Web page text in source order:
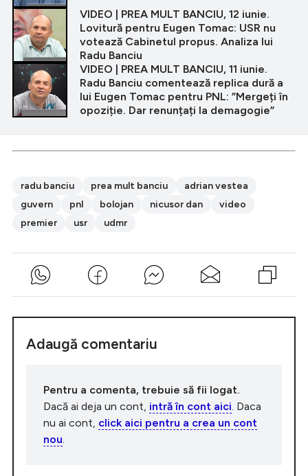
VIDEO | PREA MULT BANCIU, 12 iunie.
Lovitură pentru Eugen Tomac: USR nu
votează Cabinetul propus. Analiza lui
Radu Banciu
VIDEO | PREA MULT BANCIU, 11 iunie.
Radu Banciu comentează replica dură a
lui Eugen Tomac pentru PNL: ”Mergeți în
opoziție. Dar renunțați la demagogie”
radu banciu prea mult banciu
adrian vestea
guvern
pnl bolojan nicusor dan
video
premier
usr udmr
Adaugă comentariu
Pentru a comenta, trebuie să fii logat.
Dacă ai deja un cont, intră în cont aici. Daca
nu ai cont, click aici pentru a crea un cont
nou.